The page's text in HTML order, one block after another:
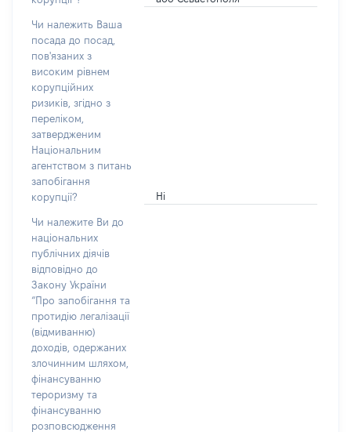
Чи належить Ваша
посада до посад,
пов'язаних з
високим рівнем
корупційних
ризиків, згідно з
переліком,
затвердженим
Національним
агентством з питань
запобігання
корупції?
Ні
Чи належите Ви до
національних
публічних діячів
відповідно до
Закону України
“Про запобігання та
протидію легалізації
(відмиванню)
доходів, одержаних
злочинним шляхом,
фінансуванню
тероризму та
фінансуванню
розповсюдження